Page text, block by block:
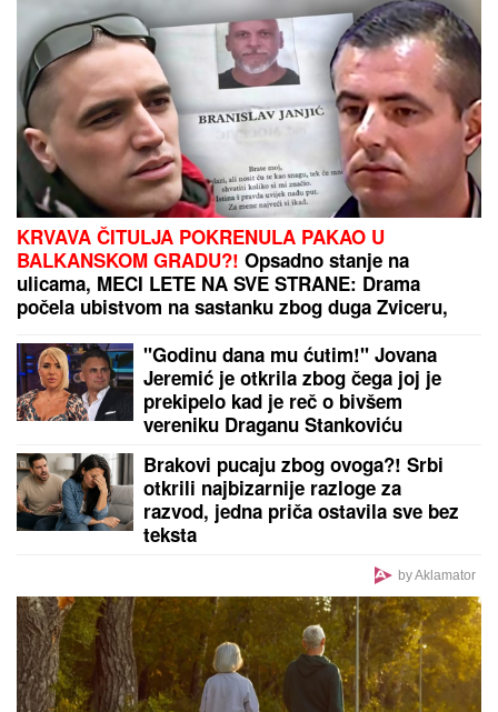
KRVAVA ČITULJA POKRENULA PAKAO U
BALKANSKOM GRADU?! Opsadno stanje na
ulicama, MECI LETE NA SVE STRANE: Drama
počela ubistvom na sastanku zbog duga Zviceru,
"Godinu dana mu ćutim!" Jovana
Jeremić je otkrila zbog čega joj je
prekipelo kad je reč o bivšem
vereniku Draganu Stankoviću
Brakovi pucaju zbog ovoga?! Srbi
otkrili najbizarnije razloge za
razvod, jedna priča ostavila sve bez
teksta
by Aklamator